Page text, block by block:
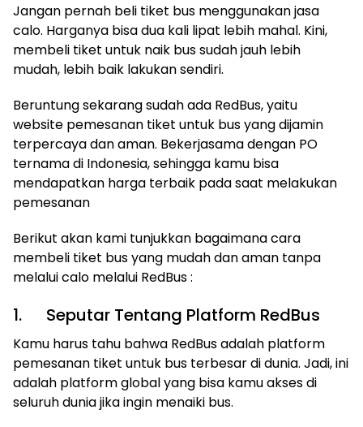
Jangan pernah beli tiket bus menggunakan jasa
calo. Harganya bisa dua kali lipat lebih mahal. Kini,
membeli tiket untuk naik bus sudah jauh lebih
mudah, lebih baik lakukan sendiri.
Beruntung sekarang sudah ada RedBus, yaitu
website pemesanan tiket untuk bus yang dijamin
terpercaya dan aman. Bekerjasama dengan PO
ternama di Indonesia, sehingga kamu bisa
mendapatkan harga terbaik pada saat melakukan
pemesanan
Berikut akan kami tunjukkan bagaimana cara
membeli tiket bus yang mudah dan aman tanpa
melalui calo melalui RedBus :
1. Seputar Tentang Platform RedBus
Kamu harus tahu bahwa RedBus adalah platform
pemesanan tiket untuk bus terbesar di dunia. Jadi, ini
adalah platform global yang bisa kamu akses di
seluruh dunia jika ingin menaiki bus.